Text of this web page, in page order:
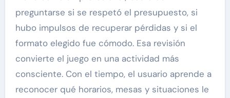
preguntarse si se respetó el presupuesto, si
hubo impulsos de recuperar pérdidas y si el
formato elegido fue cómodo. Esa revisión
convierte el juego en una actividad más
consciente. Con el tiempo, el usuario aprende a
reconocer qué horarios, mesas y situaciones le